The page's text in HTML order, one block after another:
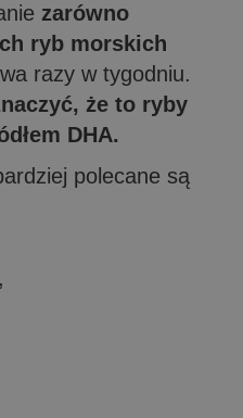
zarówno
ryb morskich
razy w tygodniu.
że to ryby
DHA.
polecane są